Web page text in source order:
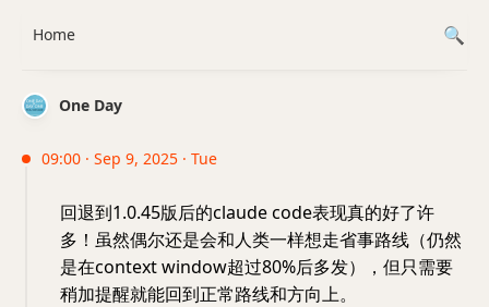
One Day
09:00 · Sep 9, 2025 · Tue
回退到1.0.45版后的claude code表现真的好了许
多！虽然偶尔还是会和人类一样想走省事路线（仍然
是在context window超过80%后多发），但只需要
稍加提醒就能回到正常路线和方向上。
Home